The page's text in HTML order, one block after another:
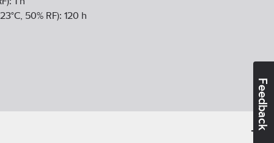
Feedback
50% RF): 120 h